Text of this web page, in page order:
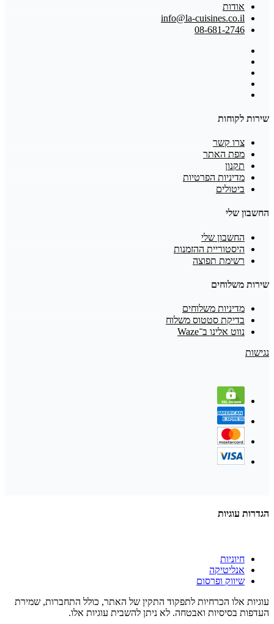
אודות
info@la-cuisines.co.il
08-681-2746
שירות לקוחות
צרו קשר
מפת האתר
תקנון
מדיניות הפרטיות
ביטולים
החשבון שלי
החשבון שלי
היסטוריית ההזמנות
רשימת תפוצה
שירות משלוחים
מדיניות משלוחים
בדיקת סטטוס משלוח
נווט אלינו ב־Waze
נגישות
הגדרות עוגיות
חיוניות
אנליטיקה
שיווק ופרסום
עוגיות אלו הכרחיות לתפקוד התקין של האתר, כולל התחברות, שמירת
העדפות בסיסיות ואבטחה. לא ניתן להשבית עוגיות אלו.